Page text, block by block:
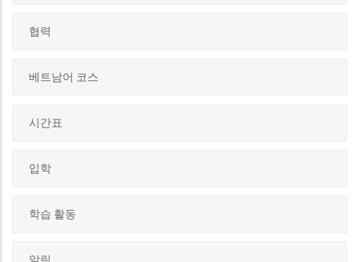
협력
베트남어 코스
시간표
입학
학습 활동
알림